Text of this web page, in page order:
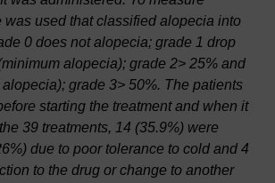
was used that classified alopecia into
0 does not alopecia; grade 1 drop
alopecia); grade 2> 25% and
grade 3> 50%. The patients
starting the treatment and when it
39 treatments, 14 (35.9%) were
due to poor tolerance to cold and 4
to the drug or change to another